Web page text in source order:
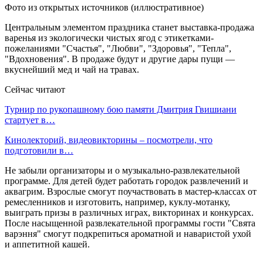
Фото из открытых источников (иллюстративное)
Центральным элементом праздника станет выставка-продажа
варенья из экологически чистых ягод с этикетками-
пожеланиями "Счастья", "Любви", "Здоровья", "Тепла",
"Вдохновения". В продаже будут и другие дары пущи —
вкуснейший мед и чай на травах.
Сейчас читают
Турнир по рукопашному бою памяти Дмитрия Гвишиани
стартует в…
Кинолекторий, видеовикторины – посмотрели, что
подготовили в…
Не забыли организаторы и о музыкально-развлекательной
программе. Для детей будет работать городок развлечений и
аквагрим. Взрослые смогут поучаствовать в мастер-классах от
ремесленников и изготовить, например, куклу-мотанку,
выиграть призы в различных играх, викторинах и конкурсах.
После насыщенной развлекательной программы гости "Свята
варэння" смогут подкрепиться ароматной и наваристой ухой
и аппетитной кашей.